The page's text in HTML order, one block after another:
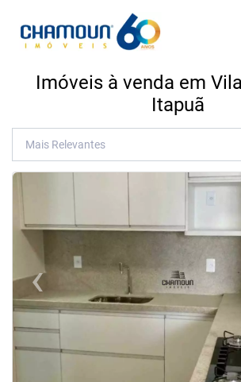
Imóveis à venda em
Itapuã
<
‹Previous